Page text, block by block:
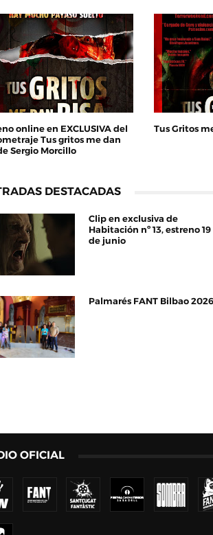
online en EXCLUSIVA del
Tus gritos me dan
Sergio Morcillo
Tus Gritos
DESTACADAS
Clip en exclusiva de
Habitación nº 13, estreno 19
de junio
Palmarés FANT Bilbao 2026
OFICIAL